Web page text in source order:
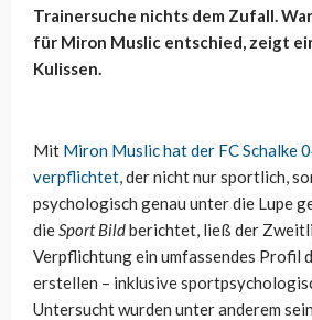
Trainersuche nichts dem Zufall.
für Miron Muslic entschied, zeigt
Kulissen.
Mit Miron Muslic hat der FC Schalke
verpflichtet, der nicht nur sportlich,
psychologisch genau unter die Lupe
dieSport Bildberichtet, ließ der
Verpflichtung ein umfassendes Profil
erstellen – inklusive
Untersucht wurden unter anderem